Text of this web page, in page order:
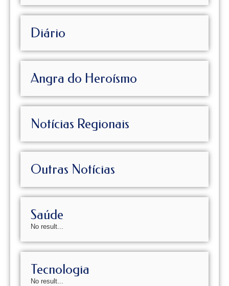
Diário
Angra do Heroísmo
Notícias Regionais
Outras Notícias
Saúde
No result...
Tecnologia
No result...